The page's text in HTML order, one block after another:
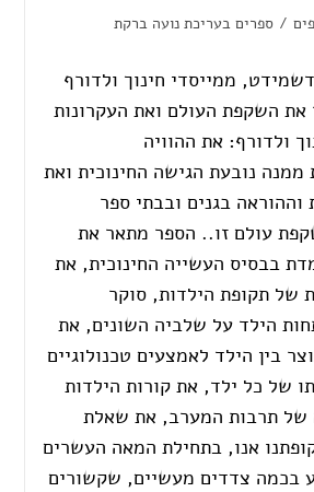
/ ספרים בעריכת נועה ברקת
ממייסדי חינוך ולדורף
השקפת העולם ואת העקרונות
ולדורף: את ההוויה
ממנה נובעת הגישה החינוכית ואת
וההוראה בגנים ובבתי ספר
עולם זו.. הספר מתאר את
בבסיס העשייה החינוכית, את
של תקופת הילדות, סוקר
הילד על שלביה השונים, את
בין הילד לאמצעים טכנולוגיים
של כל ילד, את קורות הילדות
של תרבות המערב, את שאלת
אנו, בתחילת המאה העשרים
בכמה צדדים מעשיים, שקשורים